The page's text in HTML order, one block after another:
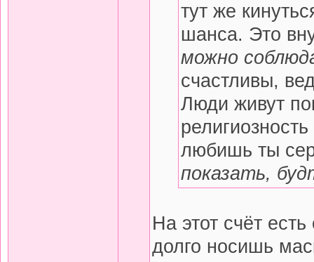
тут же
шанса. Это
можно
счастливы,
Люди живут
любишь ты
показать,
На этот счёт
долго носишь